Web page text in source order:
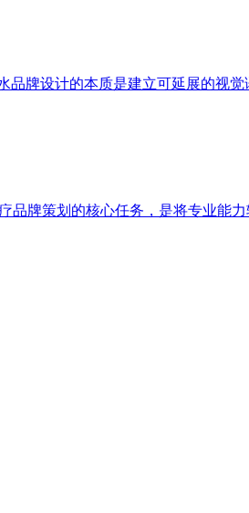
牌设计的本质是建立可延展的视
牌策划的核心任务，是将专业能